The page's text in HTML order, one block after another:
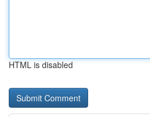
HTML is disabled